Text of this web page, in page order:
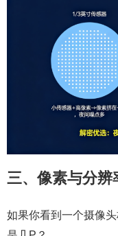
三、像素与分辨
如果你看到一个摄像